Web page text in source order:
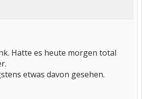
Hatte es heute morgen total
etwas davon gesehen.